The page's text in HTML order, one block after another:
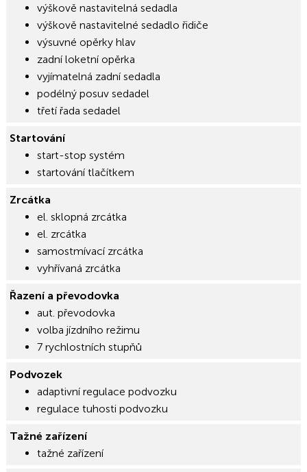
výškově nastavitelná sedadla
výškově nastavitelné sedadlo řidiče
výsuvné opěrky hlav
zadní loketní opěrka
vyjímatelná zadní sedadla
podélný posuv sedadel
třetí řada sedadel
Startování
start-stop systém
startování tlačítkem
Zrcátka
el. sklopná zrcátka
el. zrcátka
samostmívací zrcátka
vyhřívaná zrcátka
Řazení a převodovka
aut. převodovka
volba jízdního režimu
7 rychlostních stupňů
Podvozek
adaptivní regulace podvozku
regulace tuhosti podvozku
Tažné zařízení
tažné zařízení